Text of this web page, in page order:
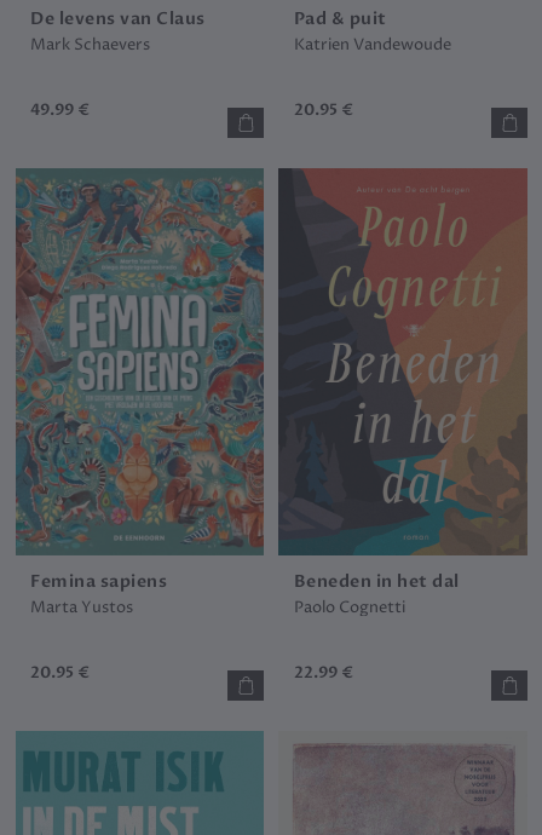
De levens van Claus
Mark Schaevers
49.99 €
Pad & puit
Katrien Vandewoude
20.95 €
Femina sapiens
Marta Yustos
20.95 €
Beneden in het dal
Paolo Cognetti
22.99 €